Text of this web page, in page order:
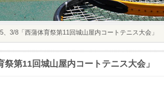
、3/8「西蒲体育祭第11回城山屋内コートテニス大会」
第11回城山屋内コートテニス大会」